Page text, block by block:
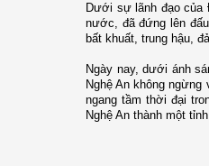
Dưới sự lãnh đạo của
nước, đã đứng lên
bất khuất, trung hậu,
Ngày nay, dưới ánh
Nghệ An không
ngang tầm thời đại
Nghệ An thành một